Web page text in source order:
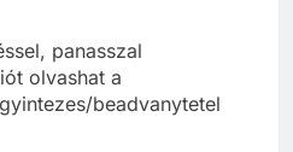
panasszal
olvashat a
beadvanytetel